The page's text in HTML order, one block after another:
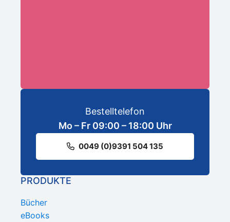
Bestelltelefon
Mo – Fr 09:00 – 18:00 Uhr
0049 (0)9391 504 135
PRODUKTE
Bücher
eBooks